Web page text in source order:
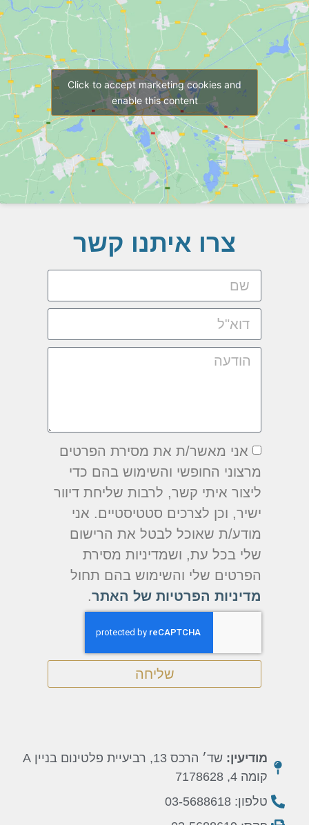
Click to accept marketing cookies and
enable this content
מודיעין:
שד׳ הרכס 13, רביעיית פלטינום בניין A
קומה 4, 7178628
טלפון: 03-5688618
צרו איתנו קשר
אני מאשר/ת את מסירת הפרטים
מרצוני החופשי והשימוש בהם כדי
ליצור איתי קשר, לרבות שליחת דיוור
ישיר, וכן לצרכים סטטיסטיים. אני
מודע/ת שאוכל לבטל את הרישום
שלי בכל עת, ושמדיניות מסירת
הפרטים שלי והשימוש בהם תחול
מדיניות הפרטיות של האתר.
שליחה